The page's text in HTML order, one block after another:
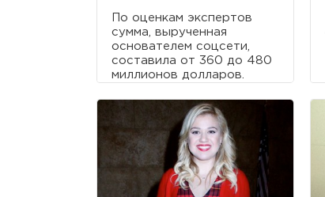
По оценкам экспертов
сумма, вырученная
основателем соцсети,
составила от 360 до 480
миллионов долларов.